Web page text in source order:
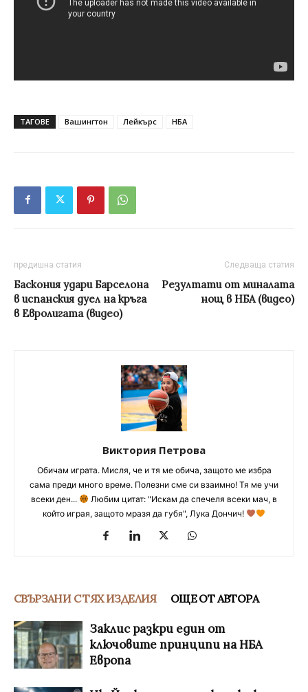
ТАГОВЕ Вашингтон Лейкърс НБА
предишна статия
Баскония удари Барселона
в испанския дуел на кръга
в Евролигата (видео)
Следваща статия
Резултати от миналата
нощ в НБА (видео)
Виктория Петрова
Обичам играта. Мисля, че и тя ме обича, защото ме избра
сама преди много време. Полезни сме си взаимно! Тя ме учи
всеки ден...
Любим цитат: "Искам да спечеля всеки мач, в
който играя, защото мразя да губя", Лука Дончич!
СВЪРЗАНИ С ТЯХ ИЗДЕЛИЯ ОЩЕ ОТ АВТОРА
Заклис разкри един от
ключовите принципи на НБА
Европа